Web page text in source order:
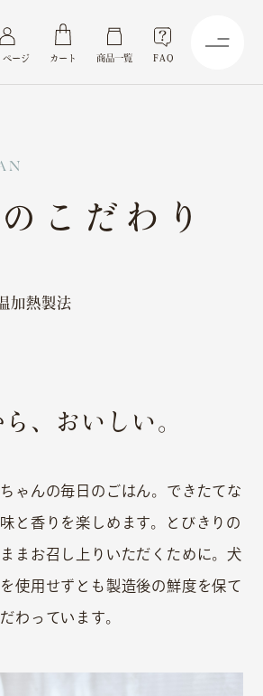
ページ カート 商品一覧 FAQ
N
の こ だ わ り
加熱製法
、おいしい。
ゃんの毎日のごはん。できたてな
と香りを楽しめます。とびきりの
まお召し上りいただくために。犬
使用せずとも製造後の鮮度を保て
わっています。